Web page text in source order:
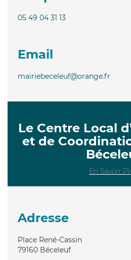
05 49 04 31 13
Email
mairiebeceleuf@orange.fr
Le Centre Local
et de
En Savoir
Adresse
Place René-Cassin
79160 Béceleuf